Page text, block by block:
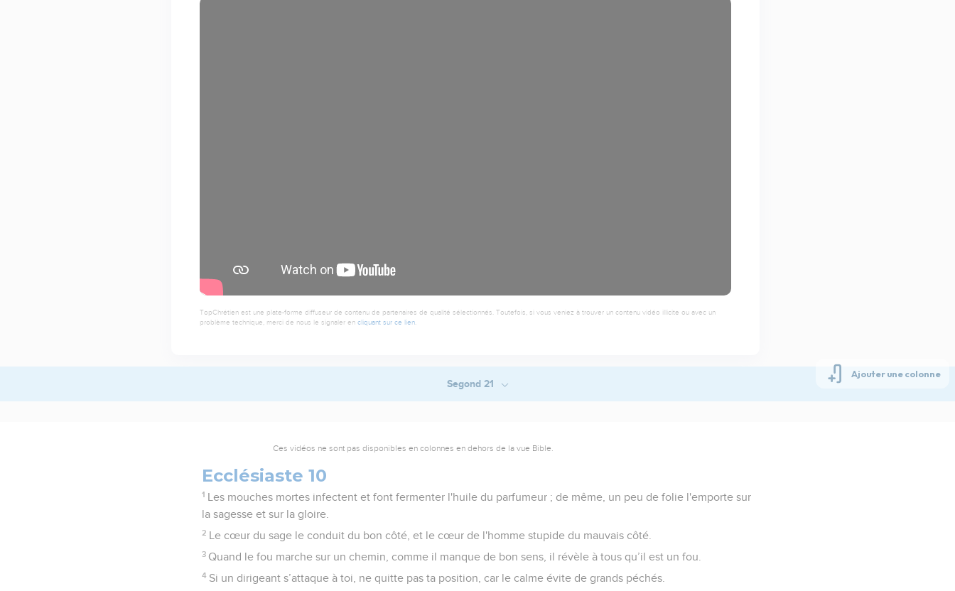
TopChrétien est une plate-forme diffuseur de contenu de partenaires de qualité sélectionnés. Toutefois, si vous veniez à trouver un contenu vidéo illicite ou avec un
problème technique, merci de nous le signaler en cliquant sur ce lien
Segond 21
Ces vidéos ne sont pas disponibles en colonnes en dehors de la vue Bible.
Ecclésiaste 10
1
Les mouches mortes infectent et font fermenter l'huile du parfumeur ; de même, un peu de folie l'emporte sur
la sagesse et sur la gloire.
2 Le cœur du sage le conduit du bon côté, et le cœur de l'homme stupide du mauvais côté.
3 Quand le fou marche sur un chemin, comme il manque de bon sens, il révèle à tous qu’il est un fou.
4 Si un dirigeant s’attaque à toi, ne quitte pas ta position, car le calme évite de grands péchés.